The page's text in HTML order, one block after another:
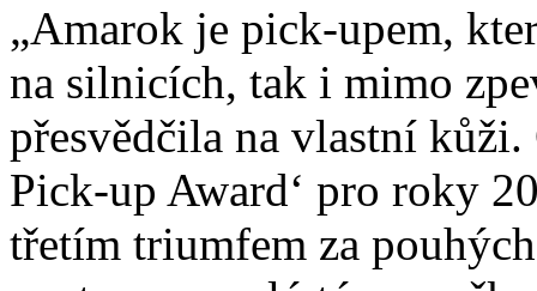
„Amarok je pick-upem,
na silnicích, tak i mimo
přesvědčila na vlastní kůži.
Pick-up Award‘ pro roky
třetím triumfem za